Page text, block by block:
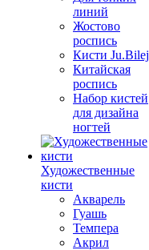
линий
Жостово
роспись
Кисти Ju.Bilej
Китайская
роспись
Набор кистей
для дизайна
ногтей
Художественные
кисти
Акварель
Гуашь
Темпера
Акрил